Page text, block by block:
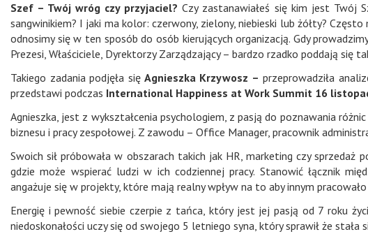
Szef – Twój wróg czy przyjaciel? Czy zastanawiałeś się kim jest Twój
sangwinikiem? I jaki ma kolor: czerwony, zielony, niebieski lub żółty?
odnosimy się w ten sposób do osób kierujących organizacją. Gdy
Prezesi, Właściciele, Dyrektorzy Zarządzający – bardzo rzadko poddają się
Takiego zadania podjęła sięAgnieszka Krzywosz – przeprowadziła
przedstawi podczas International Happiness at Work Summit 16
Agnieszka, jest z wykształcenia psychologiem, z pasją do poznawania
biznesu i pracy zespołowej. Z zawodu – Office Manager, pracownik
Swoich sił próbowała w obszarach takich jak HR, marketing czy
gdzie może wspierać ludzi w ich codziennej pracy. Stanowić łącznik
angażuje się w projekty, które mają realny wpływ na to aby innym
Energię i pewność siebie czerpie z tańca, który jest jej pasją od 7 roku
niedoskonałości uczy się od swojego 5 letniego syna, który sprawił że